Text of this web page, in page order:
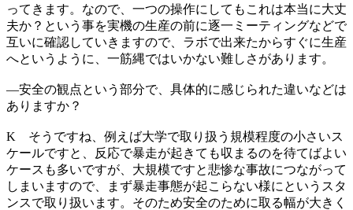
ってきます。なので、一つの操作にしてもこれは本当に大丈
夫か？という事を実機の生産の前に逐一ミーティングなどで
互いに確認していきますので、ラボで出来たからすぐに生産
へというように、一筋縄ではいかない難しさがあります。
―安全の観点という部分で、具体的に感じられた違いなどは
ありますか？
K そうですね、例えば大学で取り扱う規模程度の小さいス
ケールですと、反応で暴走が起きても収まるのを待てばよい
ケースも多いですが、大規模ですと悲惨な事故につながって
しまいますので、まず暴走事態が起こらない様にというスタ
ンスで取り扱います。そのため安全のために取る幅が大きく